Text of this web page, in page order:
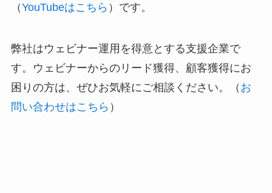
（YouTubeはこちら ）です。
弊社はウェビナー運用を得意とする支援企業で
す。ウェビナーからのリード獲得、顧客獲得にお
困りの方は、ぜひお気軽にご相談ください。（ お
問い合わせはこちら ）